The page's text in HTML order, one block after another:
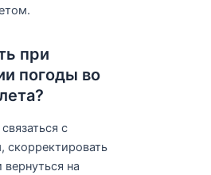
при
погоды во
с
скорректировать
на